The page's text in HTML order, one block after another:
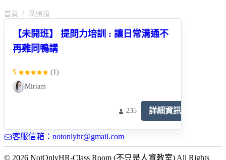
首頁 溝通類
【未開班】 提問力培訓 : 讓日常溝通不
再雞同鴨講
5 (1 )
Miriam
235 詳細資訊
客服信箱：notonlyhr@gmail.com
© 2026 NotOnlyHR-Class Room (不只是人資教室) All Rights